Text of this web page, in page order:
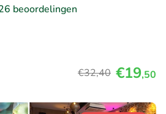
beoordelingen
€32,40 €19,50